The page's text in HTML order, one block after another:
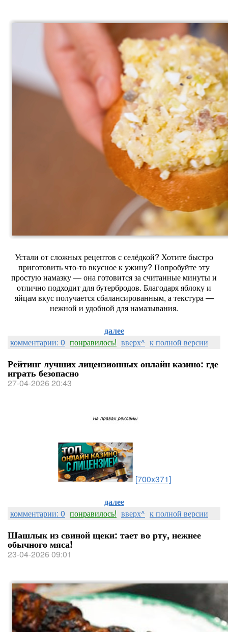
Устали от сложных рецептов с селёдкой? Хотите быстро
приготовить что‑то вкусное к ужину? Попробуйте эту
простую намазку — она готовится за считанные минуты и
отлично подходит для бутербродов. Благодаря яблоку и
яйцам вкус получается сбалансированным, а текстура —
нежной и удобной для намазывания.
далее
комментарии: 0 понравилось! вверх^ к полной версии
Рейтинг лучших лицензионных онлайн казино: где
играть безопасно
27-04-2026 20:43
[700x371]
далее
комментарии: 0 понравилось! вверх^ к полной версии
Шашлык из свиной щеки: тает во рту, нежнее
обычного мяса!
23-04-2026 09:01